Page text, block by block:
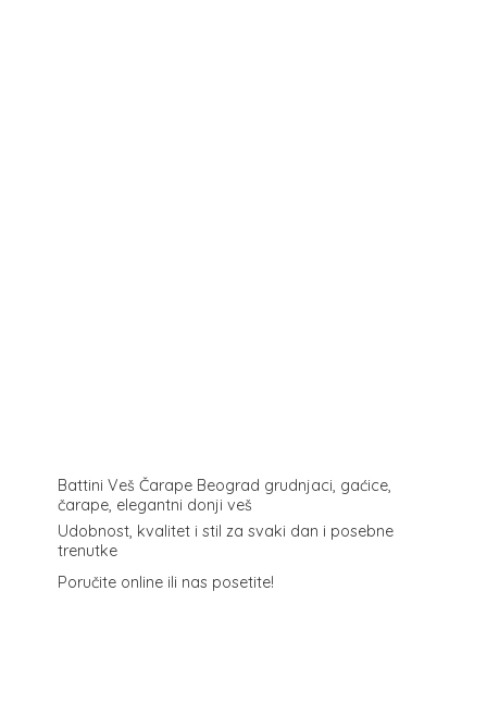
Battini Veš Čarape Beograd grudnjaci, gaćice,
čarape, elegantni donji veš
Udobnost, kvalitet i stil za svaki dan i posebne
trenutke
Poručite online ili nas posetite!